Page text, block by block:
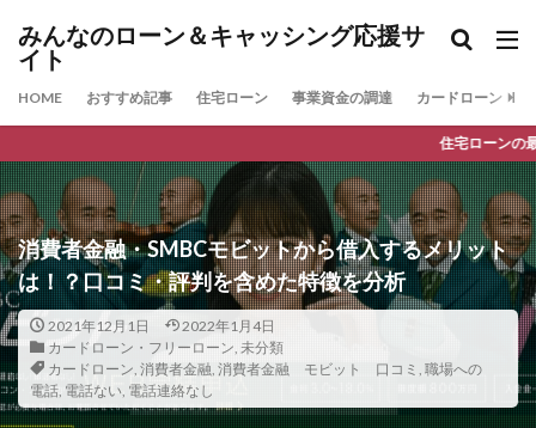
みんなのローン＆キャッシング応援サ
イト
HOME おすすめ記事 住宅ローン 事業資金の調達 カードローン
住宅ローンの最新人気ランキング
消費者金融・SMBCモビットから借入するメリット
は！？口コミ・評判を含めた特徴を分析
2021年12月1日
2022年1月4日
カードローン・フリーローン, 未分類
カードローン, 消費者金融, 消費者金融 モビット 口コミ , 職場への
電話, 電話ない, 電話連絡なし